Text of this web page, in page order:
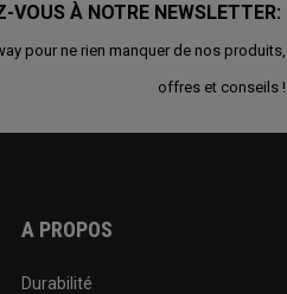
VOUS À NOTRE NEWSLETTER:
pour ne rien manquer de nos produits,
offres et conseils !
A PROPOS
Durabilité